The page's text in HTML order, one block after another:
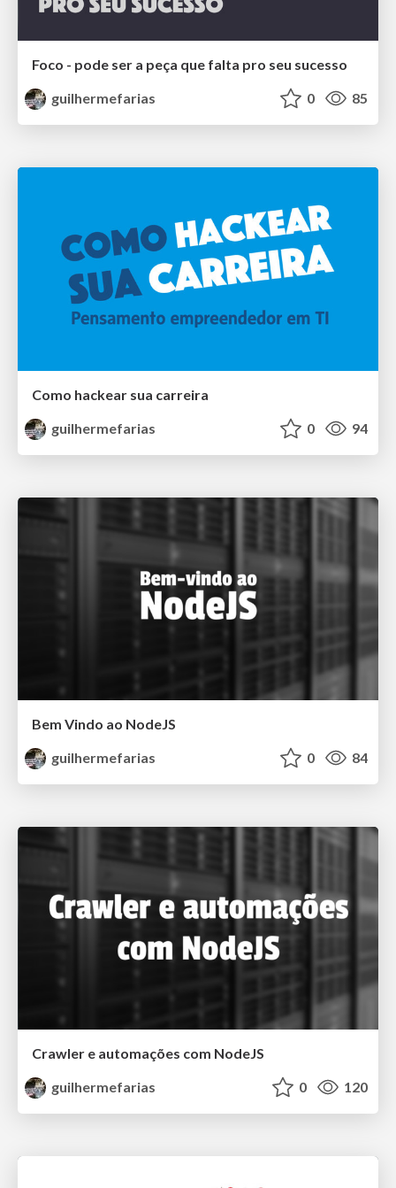
Foco - pode ser a peça que falta pro seu sucesso
guilhermefarias
0 85
Como hackear sua carreira
guilhermefarias
0 94
Bem Vindo ao NodeJS
guilhermefarias
0 84
Crawler e automações com NodeJS
guilhermefarias
0 120